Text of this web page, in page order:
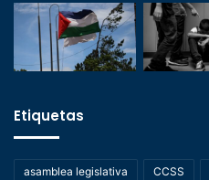
Etiquetas
asamblea legislativa CCSS